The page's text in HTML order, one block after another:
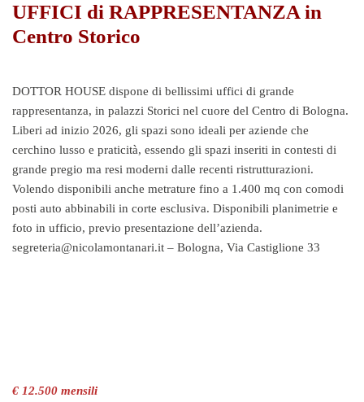
UFFICI di RAPPRESENTANZA in
Centro Storico
DOTTOR HOUSE dispone di bellissimi uffici di grande
rappresentanza, in palazzi Storici nel cuore del Centro di Bologna.
Liberi ad inizio 2026, gli spazi sono ideali per aziende che
cerchino lusso e praticità, essendo gli spazi inseriti in contesti di
grande pregio ma resi moderni dalle recenti ristrutturazioni.
Volendo disponibili anche metrature fino a 1.400 mq con comodi
posti auto abbinabili in corte esclusiva. Disponibili planimetrie e
foto in ufficio, previo presentazione dell’azienda.
segreteria@nicolamontanari.it – Bologna, Via Castiglione 33
€ 12.500 mensili